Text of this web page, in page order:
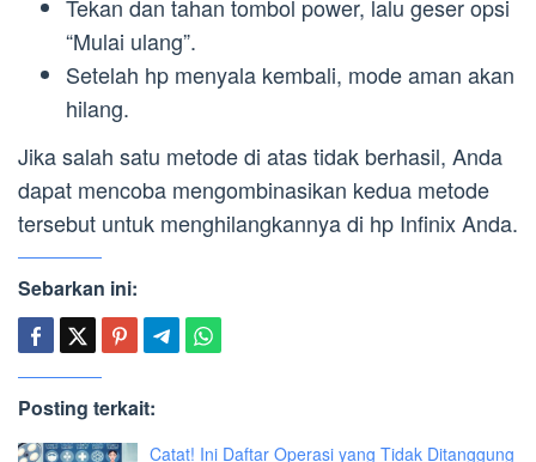
Tekan dan tahan tombol power, lalu geser opsi
“Mulai ulang”.
Setelah hp menyala kembali, mode aman akan
hilang.
Jika salah satu metode di atas tidak berhasil, Anda
dapat mencoba mengombinasikan kedua metode
tersebut untuk menghilangkannya di hp Infinix Anda.
Sebarkan ini:
Posting terkait:
Catat! Ini Daftar Operasi yang Tidak Ditanggung